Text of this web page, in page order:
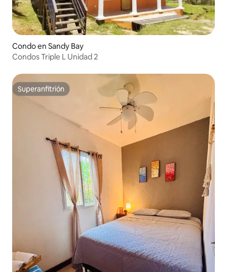
Condo en Sandy Bay
Condos Triple L Unidad 2
Superanfitrión
Superanfitrión